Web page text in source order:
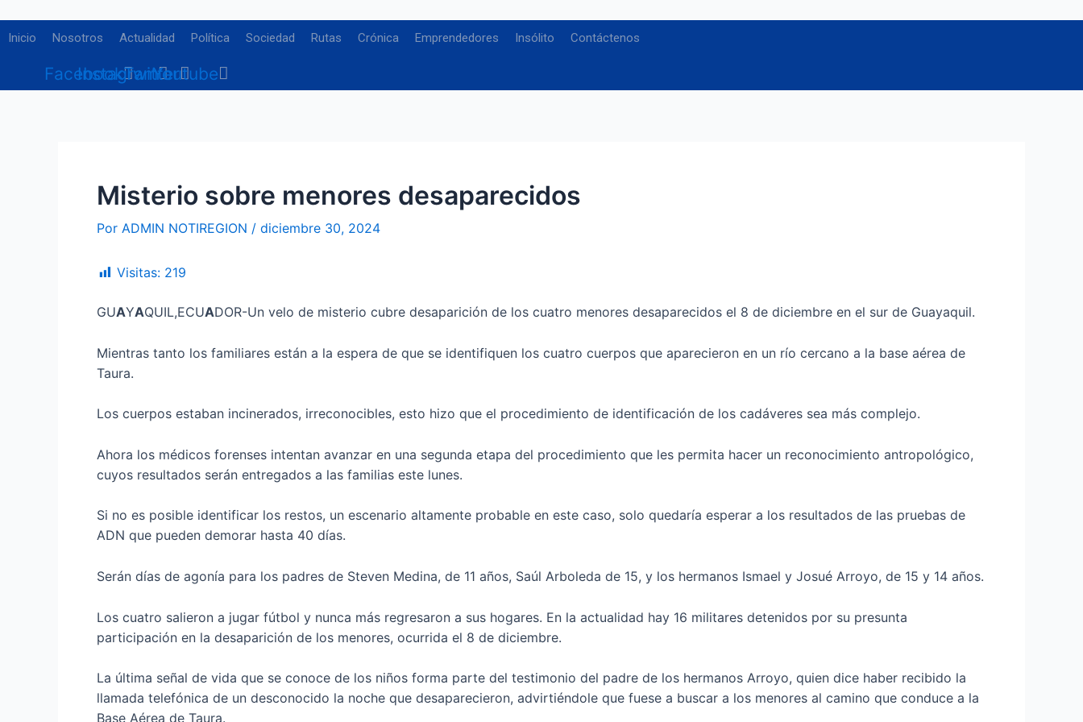
al
Inicio Nosotros Actualidad Política Sociedad Rutas Crónica Emprendedores Insólito Contáctenos
Facebook
Instagram
TwitterYoutube
Misterio sobre menores desaparecidos
Por ADMIN NOTIREGION / diciembre 30, 2024
Visitas: 219
GUAYAQUIL,ECUADOR-Un velo de misterio cubre desaparición de los cuatro menores desaparecidos el 8 de diciembre en el sur de Guayaquil.
Mientras tanto los familiares están a la espera de que se identifiquen los cuatro cuerpos que aparecieron en un río cercano a la base aérea de
Taura.
Los cuerpos estaban incinerados, irreconocibles, esto hizo que el procedimiento de identificación de los cadáveres sea más complejo.
Ahora los médicos forenses intentan avanzar en una segunda etapa del procedimiento que les permita hacer un reconocimiento antropológico,
cuyos resultados serán entregados a las familias este lunes.
Si no es posible identificar los restos, un escenario altamente probable en este caso, solo quedaría esperar a los resultados de las pruebas de
ADN que pueden demorar hasta 40 días.
Serán días de agonía para los padres de Steven Medina, de 11 años, Saúl Arboleda de 15, y los hermanos Ismael y Josué Arroyo, de 15 y 14 años.
Los cuatro salieron a jugar fútbol y nunca más regresaron a sus hogares. En la actualidad hay 16 militares detenidos por su presunta
participación en la desaparición de los menores, ocurrida el 8 de diciembre.
La última señal de vida que se conoce de los niños forma parte del testimonio del padre de los hermanos Arroyo, quien dice haber recibido la
llamada telefónica de un desconocido la noche que desaparecieron, advirtiéndole que fuese a buscar a los menores al camino que conduce a la
Base Aérea de Taura.